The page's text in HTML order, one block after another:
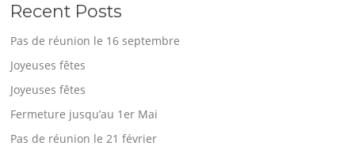
Recent Posts
Pas de réunion le 16 septembre
Joyeuses fêtes
Joyeuses fêtes
Fermeture jusqu’au 1er Mai
Pas de réunion le 21 février